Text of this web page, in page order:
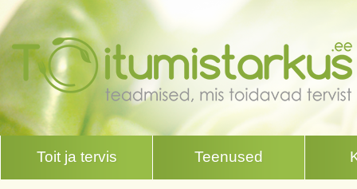
Toit ja tervis Teenused